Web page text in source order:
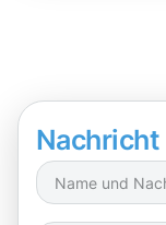
Nachricht